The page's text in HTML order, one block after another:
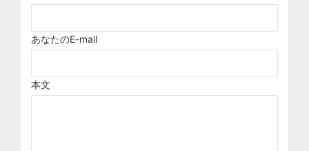
あなたのE-mail
本文